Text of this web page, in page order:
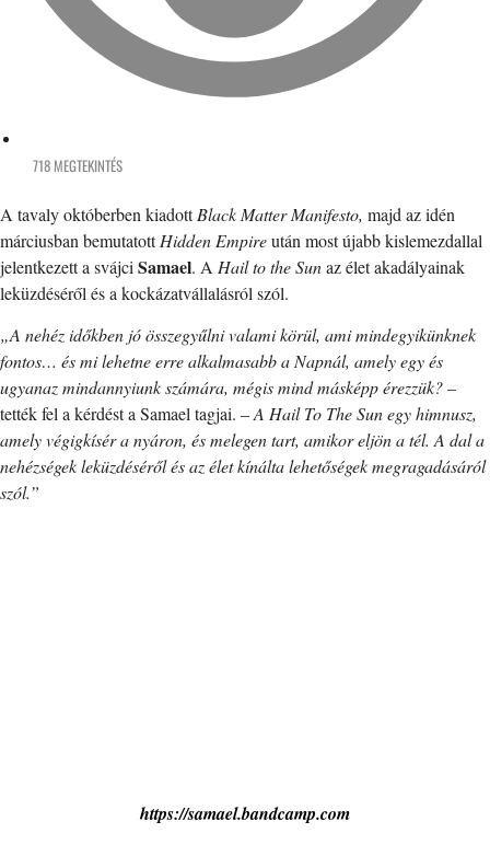
718 MEGTEKINTÉS
A tavaly októberben kiadottBlack Matter Manifesto, majd az idén
márciusban bemutatottHidden Empireután most újabb kislemezdallal
jelentkezett a svájci Samael. A Hail to the Sunaz élet akadályainak
leküzdéséről és a kockázatvállalásról szól.
„A nehéz időkben jó összegyűlni valami körül, ami mindegyikünknek
fontos… és mi lehetne erre alkalmasabb a Napnál, amely egy és
ugyanaz mindannyiunk számára, mégis mind másképp érezzük?–
tették fel a kérdést a Samael tagjai. –A Hail To The Sun egy himnusz,
amely végigkísér a nyáron, és melegen tart, amikor eljön a tél. A dal a
nehézségek leküzdéséről és az élet kínálta lehetőségek megragadásáról
szól.”
https://samael.bandcamp.com